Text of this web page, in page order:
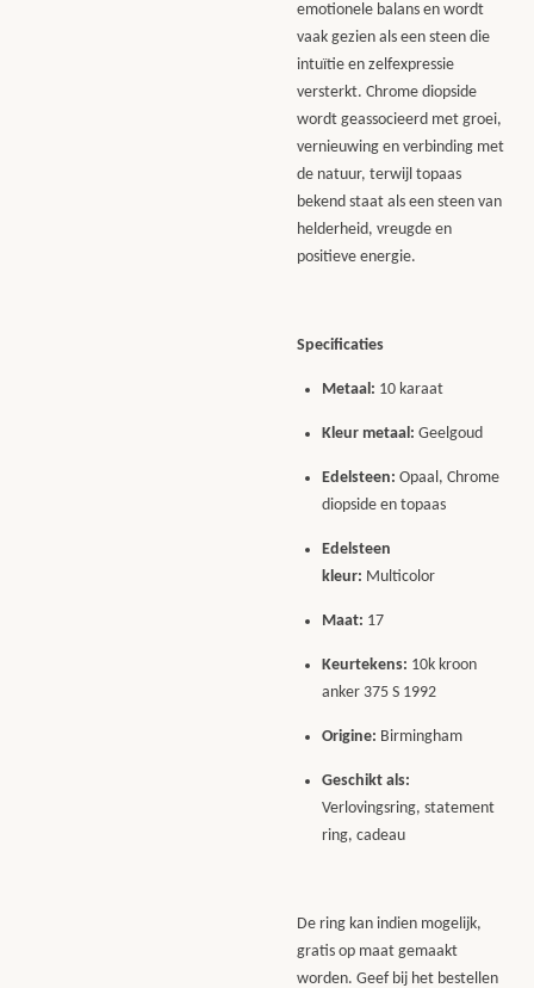
emotionele balans en wordt
vaak gezien als een steen die
intuïtie en zelfexpressie
versterkt. Chrome diopside
wordt geassocieerd met groei,
vernieuwing en verbinding met
de natuur, terwijl topaas
bekend staat als een steen van
helderheid, vreugde en
positieve energie.
Specificaties
Metaal: 10 karaat
Kleur metaal: Geelgoud
Edelsteen: Opaal, Chrome
diopside en topaas
Edelsteen
kleur: Multicolor
Maat: 17
Keurtekens: 10k kroon
anker 375 S 1992
Origine: Birmingham
Geschikt als:
Verlovingsring, statement
ring, cadeau
De ring kan indien mogelijk,
gratis op maat gemaakt
worden. Geef bij het bestellen